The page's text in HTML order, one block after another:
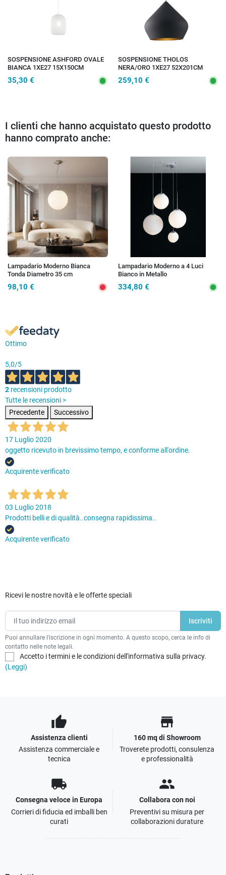
SOSPENSIONE ASHFORD OVALE
BIANCA 1XE27 15X150CM
35,30 €
SOSPENSIONE THOLOS
NERA/ORO 1XE27 52X201CM
259,10 €
I clienti che hanno acquistato questo prodotto
hanno comprato anche:
Lampadario Moderno Bianca
Tonda Diametro 35 cm
98,10 €
Lampadario Moderno a 4 Luci
Bianco in Metallo
334,80 €
Ottimo
5,0/5
2 recensioni prodotto
Tutte le recensioni >
Precedente
Successivo
17 Luglio 2020
oggetto ricevuto in brevissimo tempo, e conforme all'ordine.
Acquirente verificato
03 Luglio 2018
Prodotti belli e di qualità..consegna rapidissima..
Acquirente verificato
Ricevi le nostre novità e le offerte speciali
Puoi annullare l'iscrizione in ogni momento. A questo scopo, cerca le info di
contatto nelle note legali.
Accetto i termini e le condizioni dell'informativa sulla privacy.
(Leggi)
thumb_up
Assistenza clienti
Assistenza commerciale e
tecnica
store
160 mq di Showroom
Troverete prodotti, consulenza
e professionalità
local_shipping
Consegna veloce in Europa
Corrieri di fiducia ed imballi ben
curati
people
Collabora con noi
Preventivi su misura per
collaborazioni durature